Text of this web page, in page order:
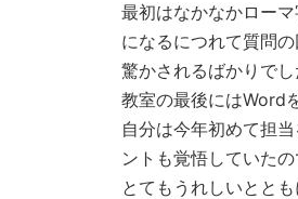
最初はなかなかロー
になるにつれて質問
驚かされるばかりでし
教室の最後にはWord
自分は今年初めて担
ントも覚悟していた
とてもうれしいとと